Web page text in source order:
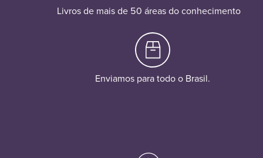
Livros de mais de 50 áreas do conhecimento
Enviamos para todo o Brasil.